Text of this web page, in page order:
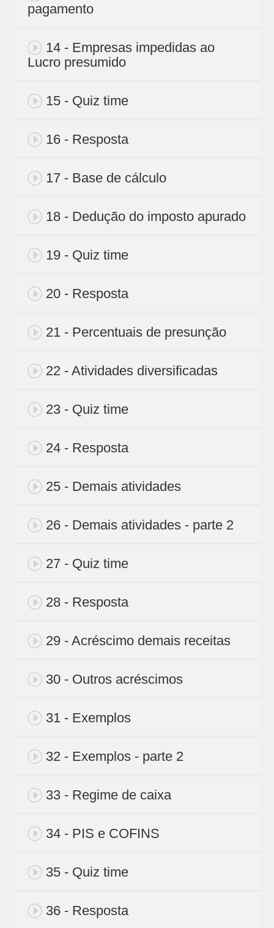
pagamento
14 - Empresas impedidas ao
Lucro presumido
15 - Quiz time
16 - Resposta
17 - Base de cálculo
18 - Dedução do imposto apurado
19 - Quiz time
20 - Resposta
21 - Percentuais de presunção
22 - Atividades diversificadas
23 - Quiz time
24 - Resposta
25 - Demais atividades
26 - Demais atividades - parte 2
27 - Quiz time
28 - Resposta
29 - Acréscimo demais receitas
30 - Outros acréscimos
31 - Exemplos
32 - Exemplos - parte 2
33 - Regime de caixa
34 - PIS e COFINS
35 - Quiz time
36 - Resposta